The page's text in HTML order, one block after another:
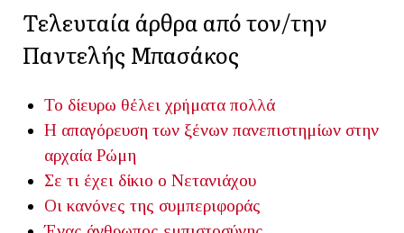
Τελευταία άρθρα από τον/την
Παντελής Μπασάκος
Το δίευρω θέλει χρήματα πολλά
Η απαγόρευση των ξένων πανεπιστημίων στην
αρχαία Ρώμη
Σε τι έχει δίκιο ο Νετανιάχου
Οι κανόνες της συμπεριφοράς